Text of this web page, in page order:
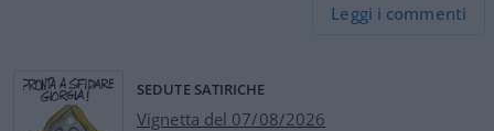
Leggi i commenti
SEDUTE SATIRICHE
Vignetta del 07/08/2026